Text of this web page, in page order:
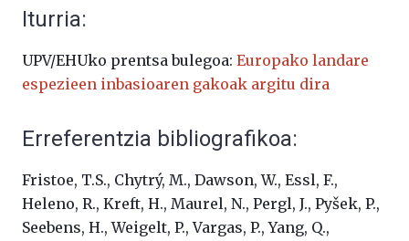
Iturria:
UPV/EHUko prentsa bulegoa: Europako landare
espezieen inbasioaren gakoak argitu dira
Erreferentzia bibliografikoa:
Fristoe, T.S., Chytrý, M., Dawson, W., Essl, F.,
Heleno, R., Kreft, H., Maurel, N., Pergl, J., Pyšek, P.,
Seebens, H., Weigelt, P., Vargas, P., Yang, Q.,